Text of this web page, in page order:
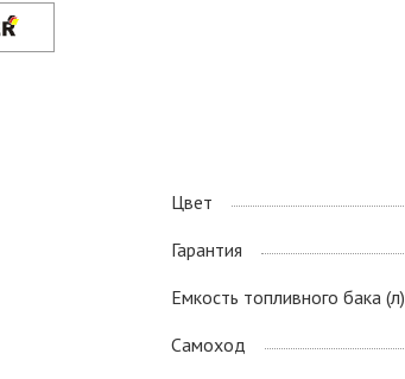
не требуют подготовки к работе и
нет ограничения по времени
Цвет
Гарантия
Емкость топливного бака (л)
Самоход